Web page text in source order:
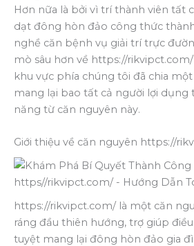
Hơn nữa là bởi vì trí thành viên tất
dạt đông hòn đảo công thức
nghề căn bệnh vụ giải trí trực
mò sâu hơn về https://
khu vực phía chúng tôi đã chia
mang lại bao tất cả người lợi
năng từ căn nguyên này.
Giới thiệu về căn nguyên https://
https://rikvipct.com/ là một căn
ráng đầu thiên hướng, trợ giúp
tuyệt mang lại đông hòn đảo gia